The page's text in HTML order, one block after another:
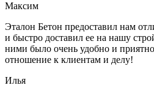
Максим
Эталон Бетон предоставил нам
и быстро доставил ее на нашу
ними было очень удобно и
отношение к клиентам и делу!
Илья